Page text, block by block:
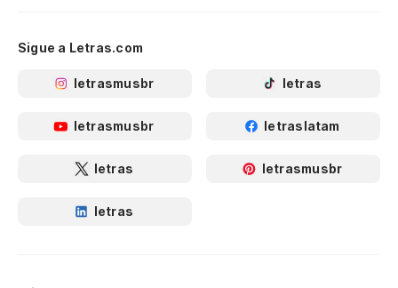
Sigue a Letras.com
letrasmusbr letras
letrasmusbr letraslatam
letras letrasmusbr
letras